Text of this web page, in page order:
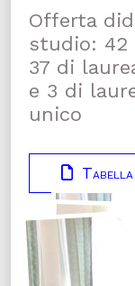
Offerta
studio: 42
37 di
e 3 di
unico